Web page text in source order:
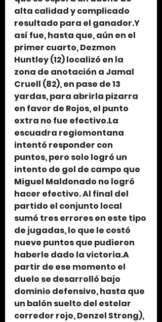
alta calidad y complicado
resultado para el ganador.Y
así fue, hasta que, aún en el
primer cuarto, Dezmon
Huntley (12) localizó en la
zona de anotación a Jamal
Cruell (82), en pase de 13
yardas, para abrirla pizarra
en favor de Rojos, el punto
extra no fue efectivo.La
escuadra regiomontana
intentó responder con
puntos, pero solo logró un
intento de gol de campo que
Miguel Maldonado no logró
hacer efectivo. Al final del
partido el conjunto local
sumó tres errores en este tipo
de jugadas, lo que le costó
nueve puntos que pudieron
haberle dado la victoria.A
partir de ese momento el
duelo se desarrolló bajo
dominio defensivo, hasta que
un balón suelto del estelar
corredor rojo, Denzel Strong),